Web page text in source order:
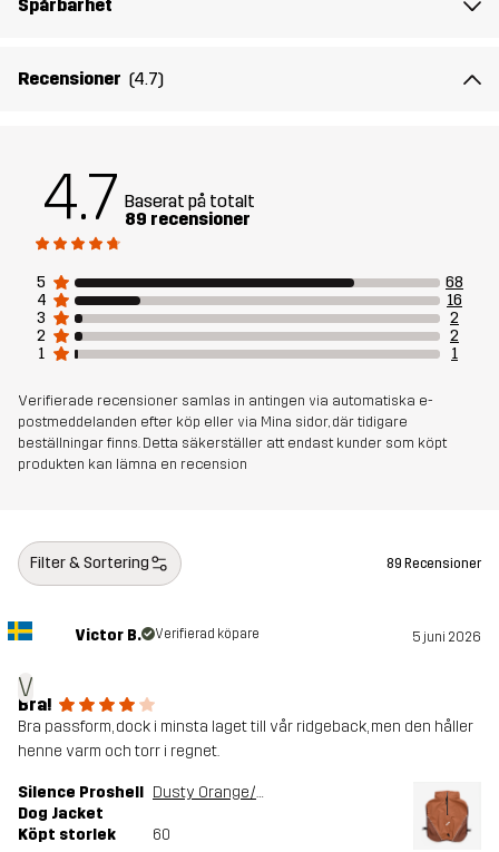
Skapad för
Artikelnummer 14280_4401
Spårbarhet
Recensioner (4.7)
4.7 Baserat på totalt
89 recensioner
5
68
4
16
3
2
2
2
1
1
Verifierade recensioner samlas in antingen via automatiska e-
postmeddelanden efter köp eller via Mina sidor, där tidigare
beställningar finns. Detta säkerställer att endast kunder som köpt
produkten kan lämna en recension
Filter & Sortering 89 Recensioner
V
Victor B. Verifierad köpare 5 juni 2026
Bra!
Bra passform, dock i minsta laget till vår ridgeback, men den håller
henne varm och torr i regnet.
Silence Proshell
Dog Jacket
Dusty Orange/Rusty Walnut
Köpt storlek 60